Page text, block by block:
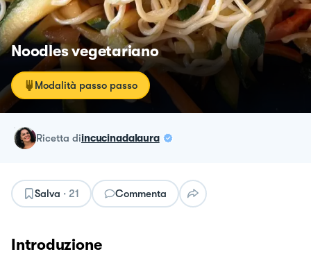
Noodles vegetariano
Modalità passo passo
ricetta diincucinadalaura
Salva · 21 Commenta
Introduzione